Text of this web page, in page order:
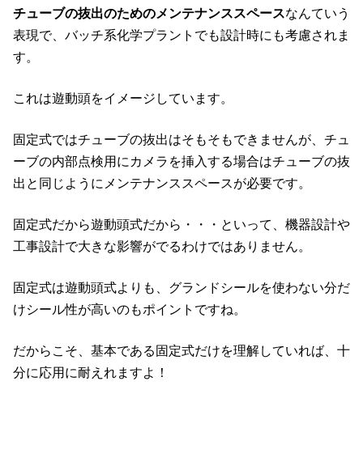
チューブの抜出のためのメンテナンススペースなんていう
表現で、バッチ系化学プラントでも設計時にも考慮されま
す。
これは遊動頭をイメージしています。
固定式ではチューブの抜出はそもそもできませんが、チュ
ーブの内部点検用にカメラを挿入する場合はチューブの抜
出と同じようにメンテナンススペースが必要です。
固定式だから遊動頭式だから・・・といって、機器設計や
工事設計で大きな影響がでるわけではありません。
固定式は遊動頭式よりも、グランドシールを使わない分だ
けシール性が高いのもポイントですね。
だからこそ、基本である固定式だけを理解していれば、十
分に応用に耐えれますよ！